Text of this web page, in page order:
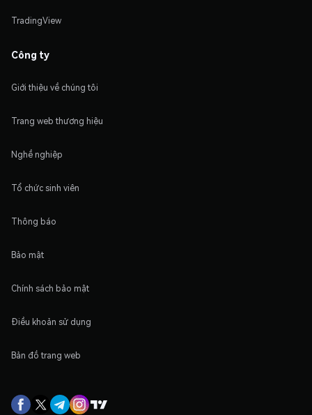
TradingView
Công ty
Giới thiệu về chúng tôi
Trang web thương hiệu
Nghề nghiệp
Tổ chức sinh viên
Thông báo
Bảo mật
Chính sách bảo mật
Điều khoản sử dụng
Bản đồ trang web